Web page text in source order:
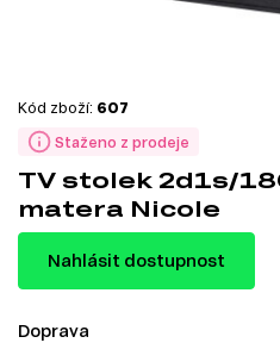
Staženo z prodeje
Kód zboží: 607
TV stolek 2d1s/
matera Nicole
Nahlásit dostupnost
Doprava